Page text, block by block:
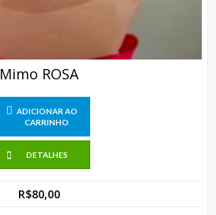
Mimo ROSA
ADICIONAR AO
CARRINHO
DETALHES
R$80,00